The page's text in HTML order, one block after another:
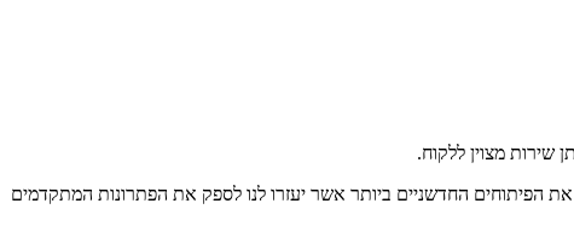
מצוין ללקוח.
הפיתוחים החדשניים ביותר אשר יעזרו לנו לספק את הפתרונות המתקדמים